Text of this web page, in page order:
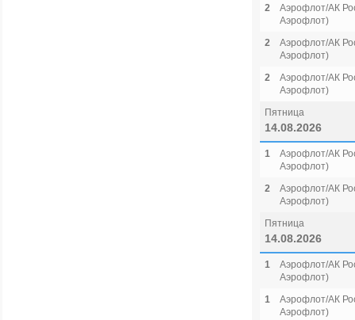
2
Аэрофлот/АК
Аэрофлот)
2
Аэрофлот/АК
Аэрофлот)
2
Аэрофлот/АК
Аэрофлот)
Пятница
14.08.2026
1
Аэрофлот/АК
Аэрофлот)
2
Аэрофлот/АК
Аэрофлот)
Пятница
14.08.2026
1
Аэрофлот/АК
Аэрофлот)
1
Аэрофлот/АК
Аэрофлот)